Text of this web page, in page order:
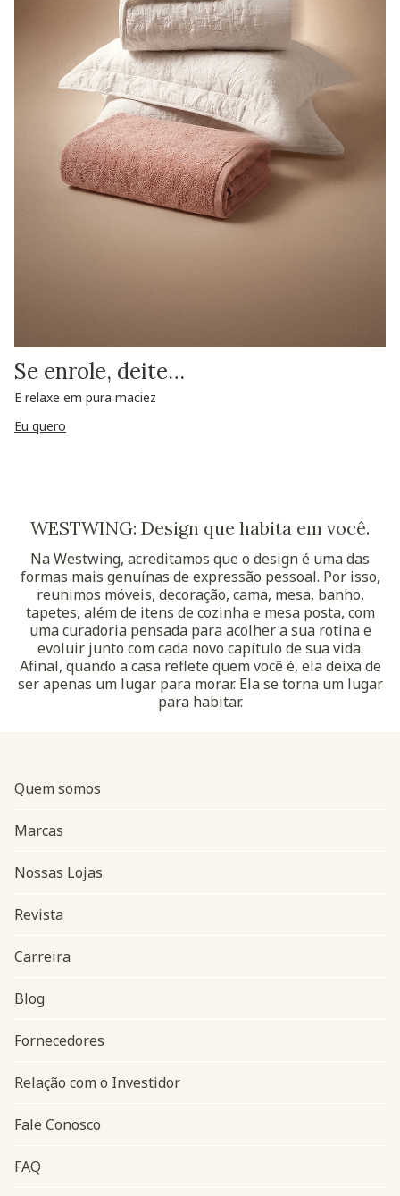
Se enrole, deite…
E relaxe em pura maciez
Eu quero
WESTWING: Design que habita em você.
Na Westwing, acreditamos que o design é uma das
formas mais genuínas de expressão pessoal. Por isso,
reunimos móveis, decoração, cama, mesa, banho,
tapetes, além de itens de cozinha e mesa posta, com
uma curadoria pensada para acolher a sua rotina e
evoluir junto com cada novo capítulo de sua vida.
Afinal, quando a casa reflete quem você é, ela deixa de
ser apenas um lugar para morar. Ela se torna um lugar
para habitar.
Navegação do rodapé
Quem somos
Marcas
Nossas Lojas
Revista
Carreira
Blog
Fornecedores
Relação com o Investidor
Fale Conosco
FAQ